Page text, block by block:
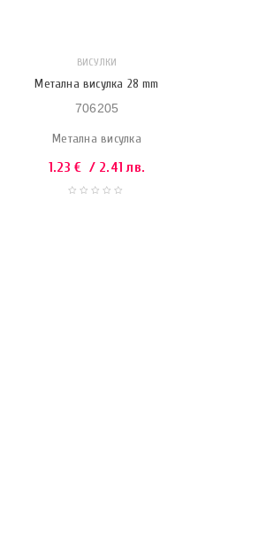
ВИСУЛКИ
Метална висулка 28 mm
706205
Метална висулка
1.23€ / 2.41 лв.